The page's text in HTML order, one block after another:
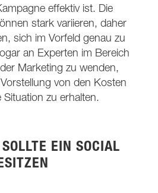
effektiv ist. Die
stark variieren, daher
sich im Vorfeld genau zu
an Experten im Bereich
Marketing zu wenden,
von den Kosten
zu erhalten.
EIN SOCIAL